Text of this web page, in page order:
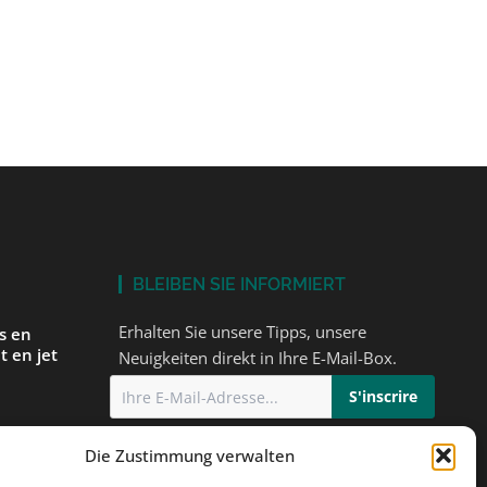
Die Zustimmung verwalten
en
en jet
BLEIBEN SIE INFORMIERT
Erhalten Sie unsere Tipps, unsere
Neuigkeiten direkt in Ihre E-Mail-Box.
zu